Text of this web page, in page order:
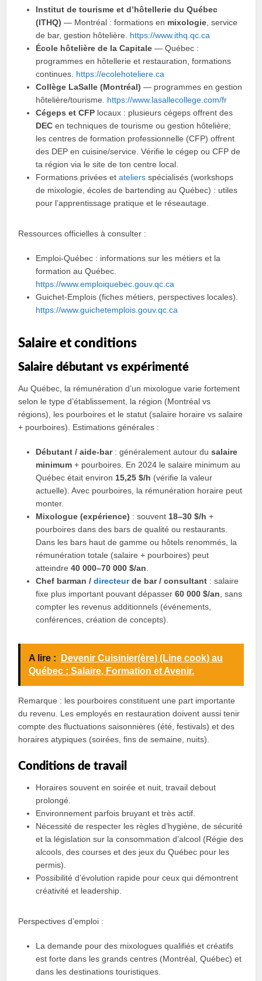
Institut de tourisme et d’hôtellerie du Québec
(ITHQ) — Montréal : formations en mixologie , service
de bar, gestion hôtelière. https://www.ithq.qc.ca
École hôtelière de la Capitale — Québec :
programmes en hôtellerie et restauration, formations
continues. https://ecolehoteliere.ca
Collège LaSalle (Montréal) — programmes en gestion
hôtelière/tourisme. https://www.lasallecollege.com/fr
Cégeps et CFP locaux : plusieurs cégeps offrent des
DEC en techniques de tourisme ou gestion hôtelière;
les centres de formation professionnelle (CFP) offrent
des DEP en cuisine/service. Vérifie le cégep ou CFP de
ta région via le site de ton centre local.
Formations privées etateliers spécialisés (workshops
de mixologie, écoles de bartending au Québec) : utiles
pour l’apprentissage pratique et le réseautage.
Ressources officielles à consulter :
Emploi‑Québec : informations sur les métiers et la
formation au Québec.
https://www.emploiquebec.gouv.qc.ca
Guichet‑Emplois (fiches métiers, perspectives locales).
https://www.guichetemplois.gouv.qc.ca
Salaire et conditions
Salaire débutant vs expérimenté
Au Québec, la rémunération d’un mixologue varie fortement
selon le type d’établissement, la région (Montréal vs
régions), les pourboires et le statut (salaire horaire vs salaire
+ pourboires). Estimations générales :
Débutant / aide‑bar: généralement autour dusalaire
minimum + pourboires. En 2024 le salaire minimum au
Québec était environ 15,25 $/h (vérifie la valeur
actuelle). Avec pourboires, la rémunération horaire peut
monter.
Mixologue (expérience) : souvent 18–30 $/h +
pourboires dans des bars de qualité ou restaurants.
Dans les bars haut de gamme ou hôtels renommés, la
rémunération totale (salaire + pourboires) peut
atteindre40 000–70 000 $/an
Chef barman /directeurde bar / consultant : salaire
fixe plus important pouvant dépasser60 000 $/an , sans
compter les revenus additionnels (événements,
conférences, création de concepts).
A lire :
Devenir Cuisinier(ère) (Line cook) au
Québec : Salaire, Formation et Avenir.
Remarque : les pourboires constituent une part importante
du revenu. Les employés en restauration doivent aussi tenir
compte des fluctuations saisonnières (été, festivals) et des
horaires atypiques (soirées, fins de semaine, nuits).
Conditions de travail
Horaires souvent en soirée et nuit, travail debout
prolongé.
Environnement parfois bruyant et très actif.
Nécessité de respecter les règles d’hygiène, de sécurité
et la législation sur la consommation d’alcool (Régie des
alcools, des courses et des jeux du Québec pour les
permis).
Possibilité d’évolution rapide pour ceux qui démontrent
créativité et leadership.
Perspectives d’emploi :
La demande pour des mixologues qualifiés et créatifs
est forte dans les grands centres (Montréal, Québec) et
dans les destinations touristiques.